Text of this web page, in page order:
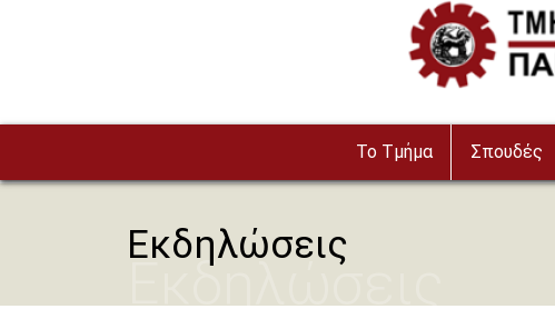
Image
To Τμήμα Σπουδές
Εκδηλώσεις
Εκδηλώσεις